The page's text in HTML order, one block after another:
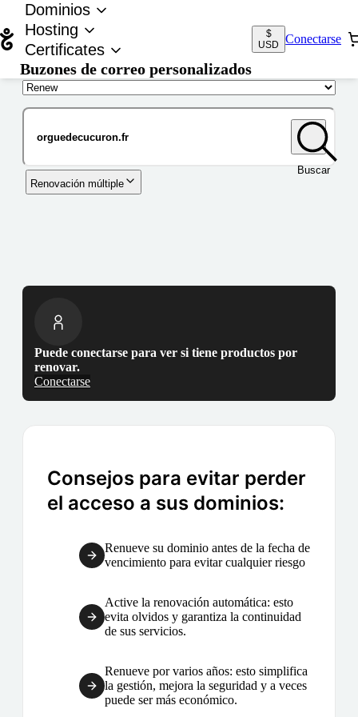
Dominios
Hosting
Certificates
Buzones de correo personalizados
$
USD
Conectarse
Buscar
Renovación múltiple
Puede conectarse para ver si tiene productos por
renovar.
Conectarse
Consejos para evitar perder
el acceso a sus dominios:
Renueve su dominio antes de la fecha de
vencimiento para evitar cualquier riesgo
Active la renovación automática: esto
evita olvidos y garantiza la continuidad
de sus servicios.
Renueve por varios años: esto simplifica
la gestión, mejora la seguridad y a veces
puede ser más económico.